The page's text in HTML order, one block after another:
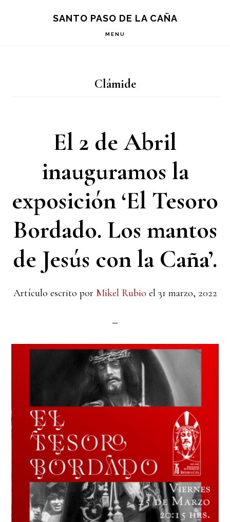
SANTO PASO DE LA CAÑA
MENU
Clámide
El 2 de Abril
inauguramos la
exposición ‘El Tesoro
Bordado. Los mantos
de Jesús con la Caña’.
Artículo escrito por Mikel Rubio el 31 marzo, 2022